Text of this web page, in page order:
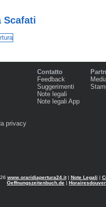
Scafati
privacy
Contatto
Feedback
Suggerimenti
Note legali
Note legali App
www.oraridiapertura24.it| Note Legali |
Oeffnungszeitenbuch.de |